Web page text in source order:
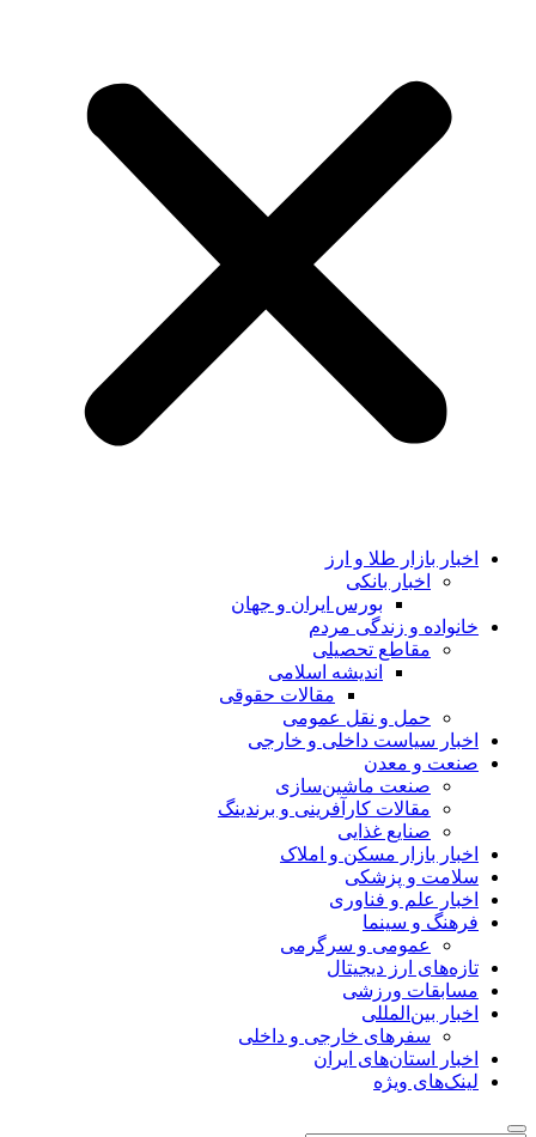
اخبار بازار طلا و ارز
اخبار بانکی
بورس ایران و جهان
خانواده و زندگی مردم
مقاطع تحصیلی
اندیشه اسلامی
مقالات حقوقی
حمل و نقل عمومی
اخبار سیاست داخلی و خارجی
صنعت و معدن
صنعت ماشین‌سازی
مقالات کارآفرینی و برندینگ
صنایع غذایی
اخبار بازار مسکن و املاک
سلامت و پزشکی
اخبار علم و فناوری
فرهنگ و سینما
عمومی و سرگرمی
تازه‌های ارز دیجیتال
مسابقات ورزشی
اخبار بین‌المللی
سفرهای خارجی و داخلی
اخبار استان‌های ایران
لینک‌های ویژه